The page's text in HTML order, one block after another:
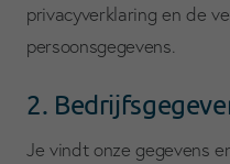
privacyverklaring en de
persoonsgegevens.
2.
Je vindt onze gegevens